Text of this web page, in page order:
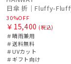
30%OFF
￥15,400 (税込)
＃晴雨兼用
＃送料無料
＃UVカット
＃ギフト向け